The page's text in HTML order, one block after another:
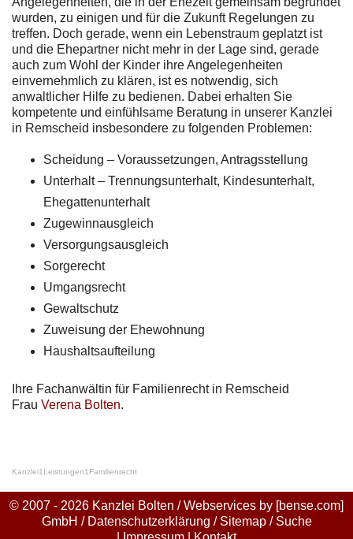
wurden, zu einigen und für die Zukunft Regelungen zu
treffen. Doch gerade, wenn ein Lebenstraum geplatzt ist
und die Ehepartner nicht mehr in der Lage sind, gerade
auch zum Wohl der Kinder ihre Angelegenheiten
einvernehmlich zu klären, ist es notwendig, sich
anwaltlicher Hilfe zu bedienen. Dabei erhalten Sie
kompetente und einfühlsame Beratung in unserer Kanzlei
in Remscheid insbesondere zu folgenden Problemen:
Scheidung – Voraussetzungen, Antragsstellung
Unterhalt – Trennungsunterhalt, Kindesunterhalt,
Ehegattenunterhalt
Zugewinnausgleich
Versorgungsausgleich
Sorgerecht
Umgangsrecht
Gewaltschutz
Zuweisung der Ehewohnung
Haushaltsaufteilung
Ihre Fachanwältin für Familienrecht in Remscheid
Frau Verena Bolten.
Kanzlei1 Leistungen1 Familienrecht
© 2007 - 2026 Kanzlei Bolten / Webservices by [bense.com]
GmbH / Datenschutzerklärung / Sitemap/ Suche